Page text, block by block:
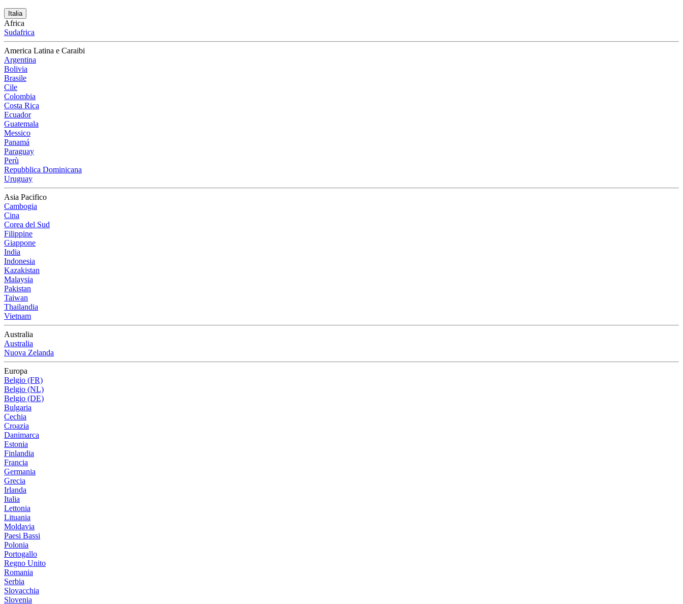
Italia
Africa
Sudafrica
America Latina e Caraibi
Argentina
Bolivia
Brasile
Cile
Colombia
Costa Rica
Ecuador
Guatemala
Messico
Panamá
Paraguay
Perù
Repubblica Dominicana
Uruguay
Asia Pacifico
Cambogia
Cina
Corea del Sud
Filippine
Giappone
India
Indonesia
Kazakistan
Malaysia
Pakistan
Taiwan
Thailandia
Vietnam
Australia
Australia
Nuova Zelanda
Europa
Belgio (FR)
Belgio (NL)
Belgio (DE)
Bulgaria
Cechia
Croazia
Danimarca
Estonia
Finlandia
Francia
Germania
Grecia
Irlanda
Italia
Lettonia
Lituania
Moldavia
Paesi Bassi
Polonia
Portogallo
Regno Unito
Romania
Serbia
Slovacchia
Slovenia